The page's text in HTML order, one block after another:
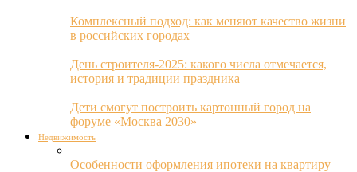
Комплексный подход: как меняют качество жизни
в российских городах
День строителя-2025: какого числа отмечается,
история и традиции праздника
Дети смогут построить картонный город на
форуме «Москва 2030»
Недвижимость
Особенности оформления ипотеки на квартиру